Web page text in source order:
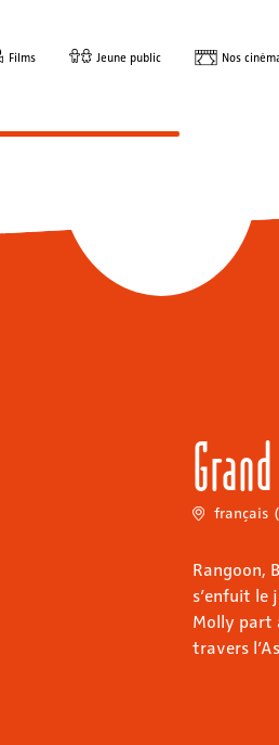
Films Jeune public Nos
français
Rangoon,
s’enfuit le
Molly part
travers